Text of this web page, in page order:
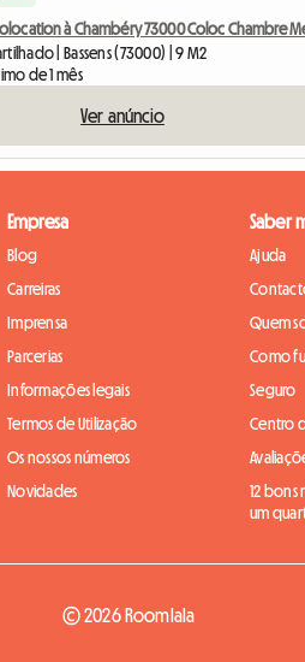
| Bassens (73000) | 9 M2
de 1 mês
Ver anúncio
Empresa
Blog
Carreiras
Imprensa
Parcerias
Informações legais
Termos de Utilização
Os nossos números
Novidades
Saber
Ajuda
Quem
Como
Seguro
Centro
12 bons
um
© 2026 Roomlala